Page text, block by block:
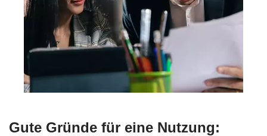
Gute Gründe für eine Nutzung: